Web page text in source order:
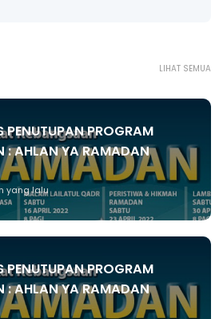
LIHAT SEMUA
PROGRAM
: AHLAN YA RAMADAN
yang lalu
PROGRAM
: AHLAN YA RAMADAN